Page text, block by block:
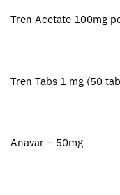
Tren Acetate 100mg
Tren Tabs 1 mg (50
Anavar – 50mg